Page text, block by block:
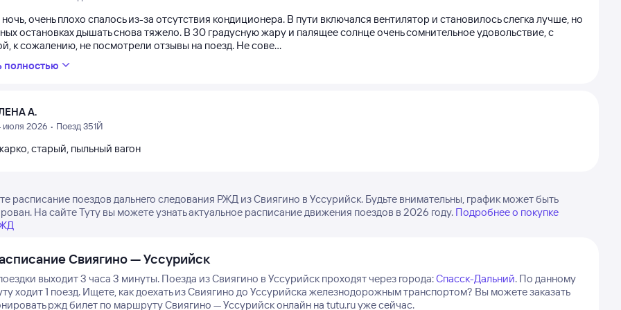
очень плохо спалось из-за отсутствия кондиционера. В пути включался вентилятор и становилось слегка лучше, но
остановках дышать снова тяжело. В 30 градусную жару и палящее солнце очень сомнительное удовольствие, с
к сожалению, не посмотрели отзывы на поезд. Не сове...
полностью
А.
июля 2026 • Поезд 351Й
старый, пыльный вагон
расписание поездов дальнего следования РЖД из Свиягино в Уссурийск. Будьте внимательны, график может быть
На сайте Туту вы можете узнать актуальное расписание движения поездов в 2026 году. Подробнее о покупке
Свиягино — Уссурийск
выходит 3 часа 3 минуты. Поезда из Свиягино в Уссурийск проходят через города:Спасск-Дальний. По данному
ходит 1 поезд. Ищете, как доехать из Свиягино до Уссурийска железнодорожным транспортом? Вы можете заказать
ржд билет по маршруту Свиягино — Уссурийск онлайн на tutu.ru уже сейчас.